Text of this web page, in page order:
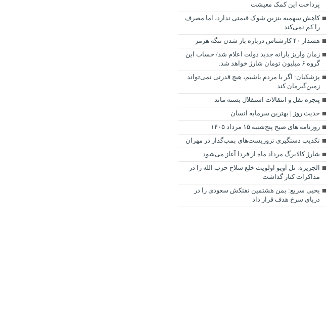
پرداخت این کمک معیشت
کاهش سهمیه بنزین شوک قیمتی ندارد، اما مصرف
را کم نمی‌کند
هشدار ۴۰ کارشناس درباره باز شدن تنگه هرمز
زمان واریز یارانه جدید دولت اعلام شد/ حساب این
گروه ۶ میلیون تومان شارژ خواهد شد.
پزشکیان: اگر با مردم باشیم، هیچ قدرتی نمی‌تواند
زمین‌گیرمان کند
پنجره‌ نقل و انتقالات استقلال بسته ماند
حدیث روز | بهترین سرمایه انسان
روزنامه‌ های صبح پنج‌شنبه ۱۵ مرداد ۱۴۰۵
تکذیب دستگیری تروریست‌های بمب‌گذار در مهران
شارژ کالابرگ مرداد ماه از فردا آغاز می‌شود
الجزیره: تل آویو اولویت خلع سلاح حزب الله را در
مذاکرات کنار گذاشت
یحیی سریع: یمن هشتمین نفتکش سعودی را در
دریای سرخ هدف قرار داد